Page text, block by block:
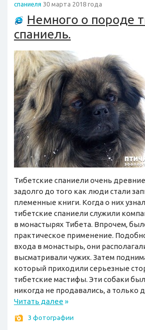
спаниеля 30 марта 2018 года
Немного о породе
спаниель.
Тибетские спаниели очень
задолго до того как люди стали
племенные книги. Когда о них
тибетские спаниели служили
в монастырях Тибета. Впрочем,
практическое применение.
входа в монастырь, они
высматривали чужих. Затем
который приходили серьезные
тибетские мастифы. Эти собаки
никогда не продавались, а только
Читать далее»
3 фотографии